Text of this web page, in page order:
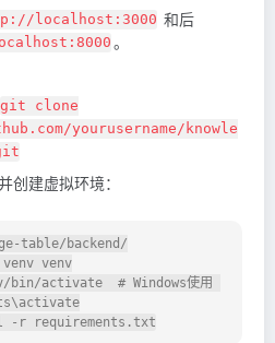
localhost:3000 和后
。
git clone
yourusername/knowle
创建虚拟环境：
table/backend/
bin/activate # Windows使用